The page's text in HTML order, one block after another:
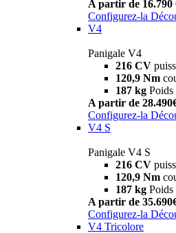
A partir de 16.790
Configurez-la
V4
Panigale V4
216 CV
120,9 Nm
187 kg Poids
A partir de
Configurez-la
V4 S
Panigale V4 S
216 CV
120,9 Nm
187 kg Poids
A partir de
Configurez-la
V4 Tricolore